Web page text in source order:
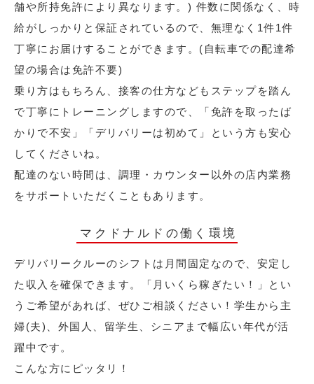
舗や所持免許により異なります。) 件数に関係なく、時
給がしっかりと保証されているので、無理なく1件1件
丁寧にお届けすることができます。(自転車での配達希
望の場合は免許不要)
乗り方はもちろん、接客の仕方などもステップを踏ん
で丁寧にトレーニングしますので、「免許を取ったば
かりで不安」「デリバリーは初めて」という方も安心
してくださいね。
配達のない時間は、調理・カウンター以外の店内業務
をサポートいただくこともあります。
マクドナルドの働く環境
デリバリークルーのシフトは月間固定なので、安定し
た収入を確保できます。「月いくら稼ぎたい！」とい
うご希望があれば、ぜひご相談ください！学生から主
婦(夫)、外国人、留学生、シニアまで幅広い年代が活
躍中です。
こんな方にピッタリ！